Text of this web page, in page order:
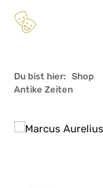
Zum Hauptinhalt
Du bist hier: Shop
Antike Zeiten
Bildergalerie